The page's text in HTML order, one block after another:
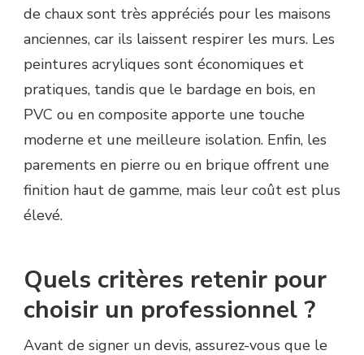
de chaux sont très appréciés pour les maisons
anciennes, car ils laissent respirer les murs. Les
peintures acryliques sont économiques et
pratiques, tandis que le bardage en bois, en
PVC ou en composite apporte une touche
moderne et une meilleure isolation. Enfin, les
parements en pierre ou en brique offrent une
finition haut de gamme, mais leur coût est plus
élevé.
Quels critères retenir pour
choisir un professionnel ?
Avant de signer un devis, assurez-vous que le